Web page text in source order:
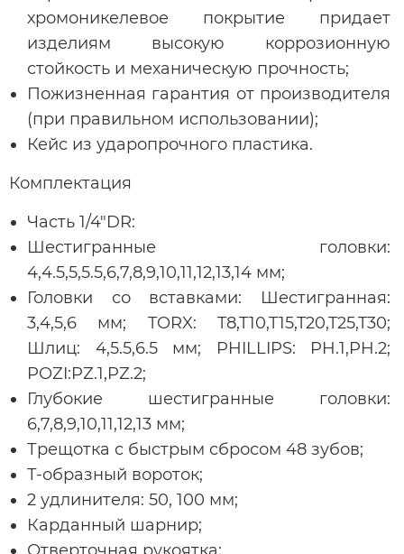
хромоникелевое покрытие придает
изделиям высокую коррозионную
стойкость и механическую прочность;
Пожизненная гарантия от производителя
(при правильном использовании);
Кейс из ударопрочного пластика.
Комплектация
Часть 1/4"DR:
Шестигранные головки:
4,4.5,5,5.5,6,7,8,9,10,11,12,13,14 мм;
Головки со вставками: Шестигранная:
3,4,5,6 мм; TORX: T8,T10,T15,T20,T25,T30;
Шлиц: 4,5.5,6.5 мм; PHILLIPS: PH.1,PH.2;
POZI:PZ.1,PZ.2;
Глубокие шестигранные головки:
6,7,8,9,10,11,12,13 мм;
Трещотка с быстрым сбросом 48 зубов;
Т-образный вороток;
2 удлинителя: 50, 100 мм;
Карданный шарнир;
Отверточная рукоятка;